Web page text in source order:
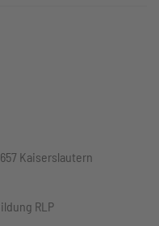
Kaiserslautern
RLP